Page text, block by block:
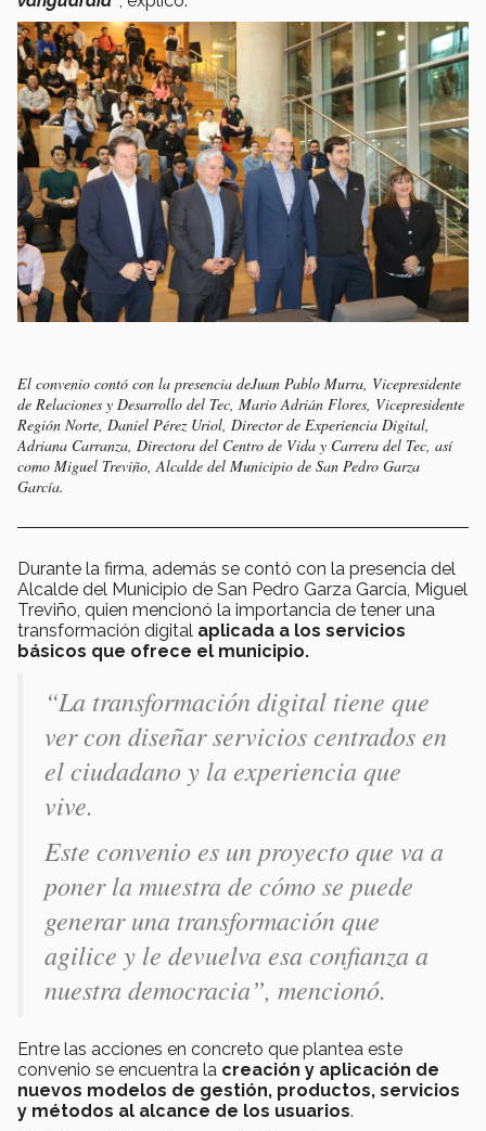
El convenio contó con la presencia deJuan Pablo Murra, Vicepresidente
de Relaciones y Desarrollo del Tec, Mario Adrián Flores, Vicepresidente
Región Norte, Daniel Pérez Uriol, Director de Experiencia Digital,
Adriana Carranza, Directora del Centro de Vida y Carrera del Tec, así
como Miguel Treviño, Alcalde del Municipio de San Pedro Garza
García.
Durante la firma, además se contó con la presencia del
Alcalde del Municipio de San Pedro Garza García, Miguel
Treviño, quien mencionó la importancia de tener una
transformación digital aplicada a los servicios
básicos que ofrece el municipio.
“La transformación digital tiene que
ver con diseñar servicios centrados en
el ciudadano y la experiencia que
vive.
Este convenio es un proyecto que va a
poner la muestra de cómo se puede
generar una transformación que
agilice y le devuelva esa confianza a
nuestra democracia”, mencionó.
Entre las acciones en concreto que plantea este
convenio se encuentra la creación y aplicación de
nuevos modelos de gestión, productos, servicios
y métodos al alcance de los usuarios.